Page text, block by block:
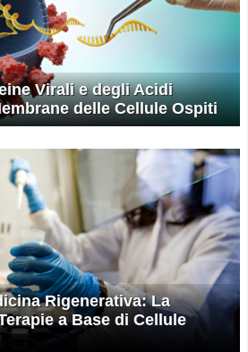
Virali e degli Acidi
delle Cellule Ospiti
Rigenerativa: La
a Base di Cellule